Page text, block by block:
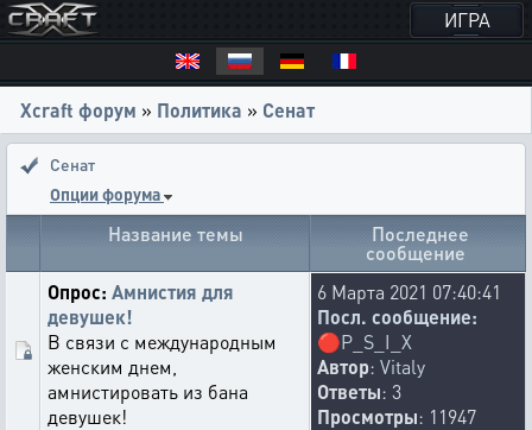
ИГРА
Xcraft форум » Политика » Сенат
Сенат
Опции форума
Название темы Последнее
сообщение
Опрос: Амнистия для
девушек!
В связи с международным
женским днем,
амнистировать из бана
девушек!
6 Марта 2021 07:40:41
Посл. сообщение:
🔴P_S_I_X
Автор: Vitaly
Ответы: 3
Просмотры: 11947